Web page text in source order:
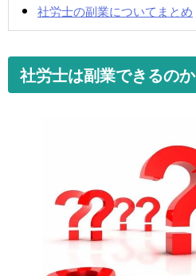
社労士の副業についてまとめ
社労士は副業できるのか